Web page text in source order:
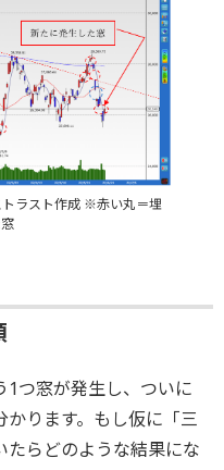
ラスト作成 ※赤い丸＝埋
1つ窓が発生し、ついに
ります。もし仮に「三
らどのような結果にな